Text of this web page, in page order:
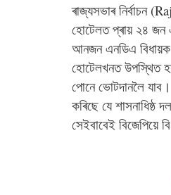
ৰাজ্যসভাৰ নিৰ্বাচন
হোটেলত প্ৰায় ২৪ জন
আনজন এনডিএ
হোটেলখনত উপস্থিত
পোনে ভোটদানলৈ
কৰিছে যে শাসনাধিষ্ঠ
সেইবাবেই বিজেপিয়ে